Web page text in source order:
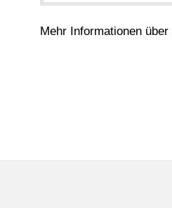
Mehr Informationen